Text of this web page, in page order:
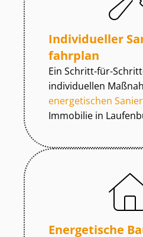
Individueller
fahr­plan
Ein Schritt-für-
individuellen
energetischen
Immobilie in
Energetische